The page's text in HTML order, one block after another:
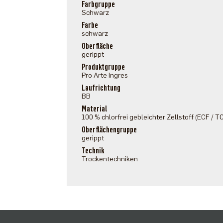
Farbgruppe
Schwarz
Farbe
schwarz
Oberfläche
gerippt
Produktgruppe
Pro Arte Ingres
Laufrichtung
BB
Material
100 % chlorfrei gebleichter Zellstoff (ECF /
Oberflächengruppe
gerippt
Technik
Trockentechniken